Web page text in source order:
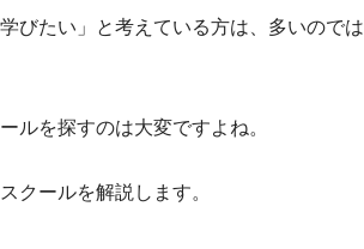
びたい」と考えている方は、多いのでは
ルを探すのは大変ですよね。
クールを解説 します。